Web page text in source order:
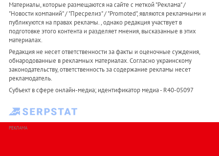
Материалы, которые размещаются на сайте с меткой "Реклама" /
"Новости компаний" / "Пресрелиз" / "Promoted", являются рекламными и
публикуются на правах рекламы. , однако редакция участвует в
подготовке этого контента и разделяет мнения, высказанные в этих
материалах.
Редакция не несет ответственности за факты и оценочные суждения,
обнародованные в рекламных материалах. Согласно украинскому
законодательству, ответственность за содержание рекламы несет
рекламодатель.
Субъект в сфере онлайн-медиа; идентификатор медиа - R40-05097
РЕКЛАМА